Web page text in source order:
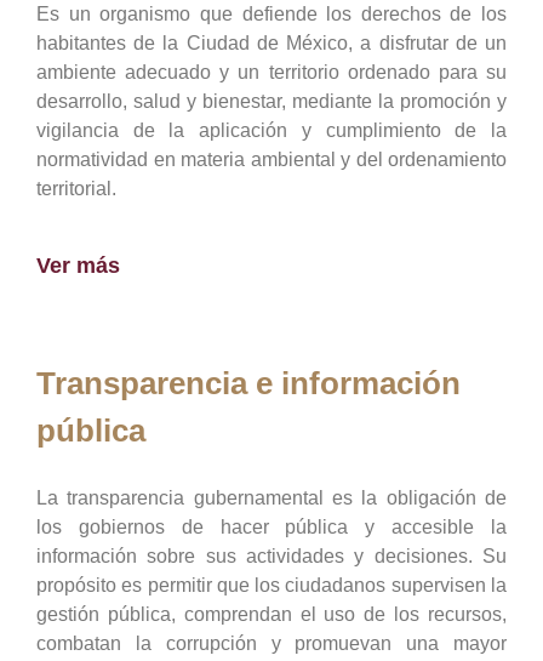
Es un organismo que defiende los derechos de los
habitantes de la Ciudad de México, a disfrutar de un
ambiente adecuado y un territorio ordenado para su
desarrollo, salud y bienestar, mediante la promoción y
vigilancia de la aplicación y cumplimiento de la
normatividad en materia ambiental y del ordenamiento
territorial.
Ver más
Transparencia e información
pública
La transparencia gubernamental es la obligación de
los gobiernos de hacer pública y accesible la
información sobre sus actividades y decisiones. Su
propósito es permitir que los ciudadanos supervisen la
gestión pública, comprendan el uso de los recursos,
combatan la corrupción y promuevan una mayor